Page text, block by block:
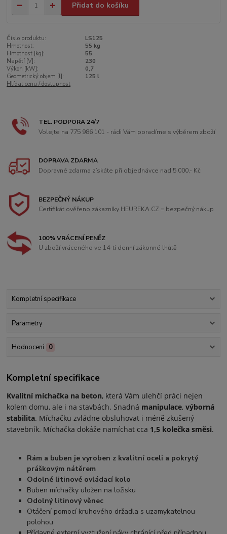
Přidat do košíku
Číslo produktu:
LS125
Hmotnost:
55 kg
Hmotnost [kg]:
55
Napětí [V]:
230
Výkon [kW]:
0,7
Geometrický objem [l]:
125 l
Hlídat cenu / dostupnost
TEL. PODPORA 24/7
Volejte na 775 986 101 - rádi Vám poradíme s výběrem zboží
DOPRAVA ZDARMA
Dopravné zdarma získáte při objednávce nad 5.000,- Kč
BEZPEČNÝ NÁKUP
Certifikát ověřeno zákazníky HEUREKA.CZ = bezpečný nákup
100% VRÁCENÍ PENĚZ
U zboží vráceného ve 14-ti denní zákonné lhůtě
Kompletní specifikace
Parametry
Hodnocení 0
Kompletní specifikace
Kvalitní míchačka na beton, která Vám ulehčí práci nejen
kolem domu, ale i na stavbách. Snadná manipulace,výborná
stabilita. Míchačku zvládne obsluhovat i méně zkušený
stavebník. Míchačka dokáže namíchat cca 1,5 kolečka směsi.
Rám a buben je vyroben z kvalitní oceli a pokrytý
práškovým nátěrem
Odolné litinové ovládací kolo
Buben míchačky uložen na ložisku
Odolný litinový věnec
Otáčení pomocí kruhového držadla s uzamykatelnou
polohou